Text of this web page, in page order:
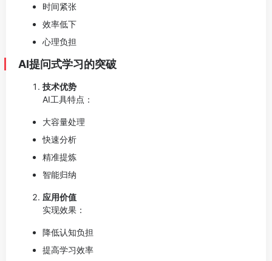
时间紧张
效率低下
心理负担
AI提问式学习的突破
技术优势
AI工具特点：
大容量处理
快速分析
精准提炼
智能归纳
应用价值
实现效果：
降低认知负担
提高学习效率